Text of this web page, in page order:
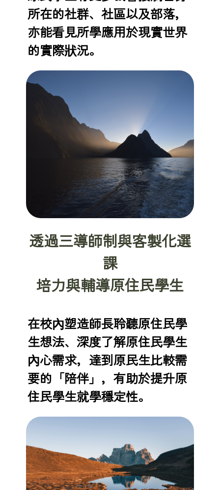
所在的社群、社區以及部落，
亦能看見所學應用於現實世界
的實際狀況。
透過三導師制與客製化選
課
培力與輔導原住民學生
在校內塑造師長聆聽原住民學
生想法、深度了解原住民學生
內心需求，達到原民生比較需
要的「陪伴」，有助於提升原
住民學生就學穩定性。